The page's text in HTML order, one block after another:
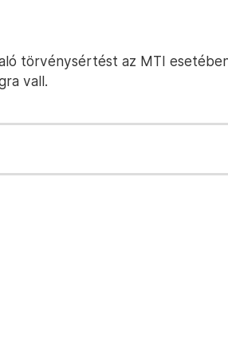
törvénysértést az MTI
vall.